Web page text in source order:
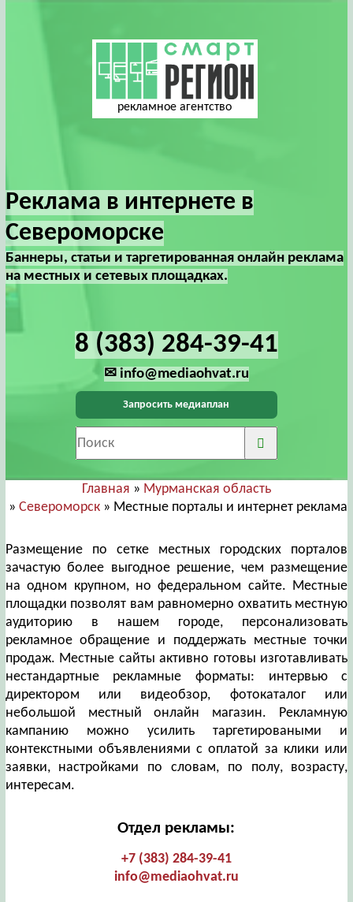
рекламное агентство
Реклама в интернете в
Североморске
Баннеры, статьи и таргетированная онлайн реклама
на местных и сетевых площадках.
8 (383) 284-39-41
✉ info@mediaohvat.ru
Запросить медиаплан
Главная » Мурманская область
» Североморск» Местные порталы и интернет реклама
Размещение по сетке местных городских порталов
зачастую более выгодное решение, чем размещение
на одном крупном, но федеральном сайте. Местные
площадки позволят вам равномерно охватить местную
аудиторию в нашем городе, персонализовать
рекламное обращение и поддержать местные точки
продаж. Местные сайты активно готовы изготавливать
нестандартные рекламные форматы: интервью с
директором или видеобзор, фотокаталог или
небольшой местный онлайн магазин. Рекламную
кампанию можно усилить таргетироваными и
контекстными объявлениями с оплатой за клики или
заявки, настройками по словам, по полу, возрасту,
интересам.
Отдел рекламы:
+7 (383) 284-39-41
info@mediaohvat.ru